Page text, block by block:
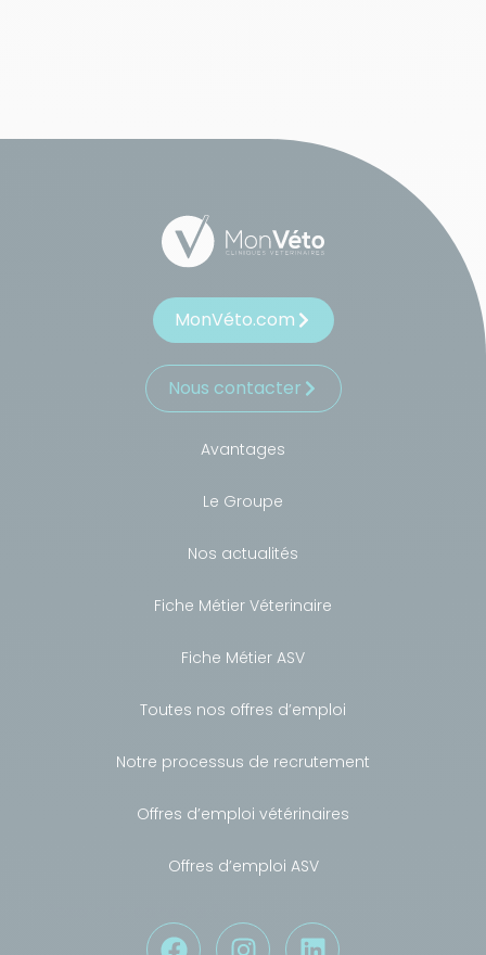
MonVéto.com
Nous contacter
Avantages
Le Groupe
Nos actualités
Fiche Métier Véterinaire
Fiche Métier ASV
Toutes nos offres d’emploi
Notre processus de recrutement
Offres d’emploi vétérinaires
Offres d’emploi ASV